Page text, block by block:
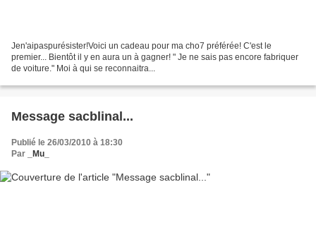
Jen'aipaspurésister!Voici un cadeau pour ma cho7 préférée! C'est le
premier... Bientôt il y en aura un à gagner! " Je ne sais pas encore fabriquer
de voiture." Moi à qui se reconnaitra...
Message sacblinal...
Publié le 26/03/2010 à 18:30
Par
_Mu_